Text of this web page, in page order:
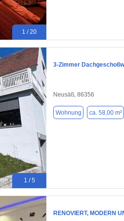
1 / 20
1 / 5
3-Zimmer
Neusäß, 86356
Wohnung ca. 58,00 m²
RENOVIERT, MODERN